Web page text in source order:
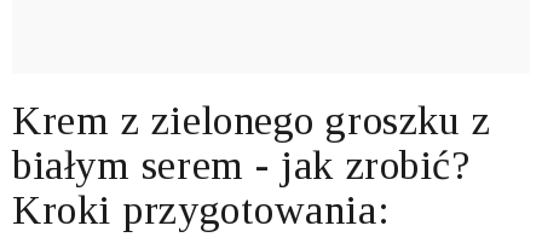
Krem z zielonego groszku z
białym serem - jak zrobić?
Kroki przygotowania: